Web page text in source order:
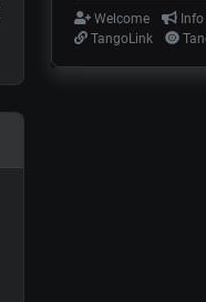
Welcome Info
TangoLink